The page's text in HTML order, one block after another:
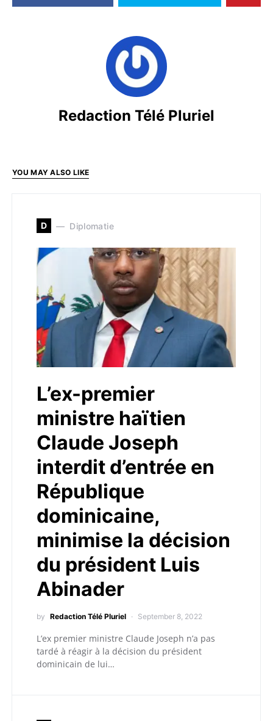
Redaction Télé Pluriel
YOU MAY ALSO LIKE
D Diplomatie
L’ex-premier
ministre haïtien
Claude Joseph
interdit d’entrée en
République
dominicaine,
minimise la décision
du président Luis
Abinader
by Redaction Télé Pluriel September 8, 2022
L’ex premier ministre Claude Joseph n’a pas
tardé à réagir à la décision du président
dominicain de lui…